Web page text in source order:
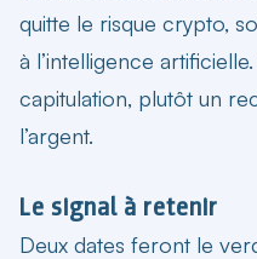
quitte le risque crypto,
à l’intelligence
capitulation, plutôt un
l’argent.
Le signal à retenir
Deux dates feront le